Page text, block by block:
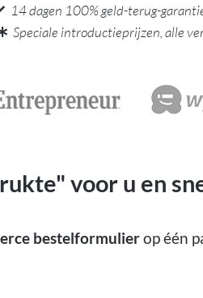
14 dagen 100% geld-terug-
Speciale introductieprijzen, alle
voor u en
bestelformulierop één